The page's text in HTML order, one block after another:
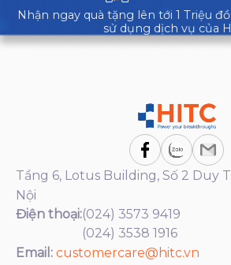
Nhận ngay quà tặng lên tới 1 Triệu
sử dụng dịch vụ của
Tầng 6, Lotus Building, Số 2 Duy
Nội
Điện thoại:(024) 3573 9419
(024) 3538 1916
Email: customercare@hitc.vn